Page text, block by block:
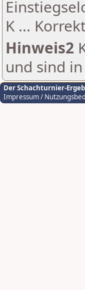
K ...
Hinweis2
und sind
Der Schachturnier-
Impressum /